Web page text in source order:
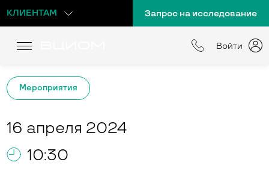
КЛИЕНТАМ Запрос на исследование
Войти
Мероприятия
16 апреля 2024
10:30